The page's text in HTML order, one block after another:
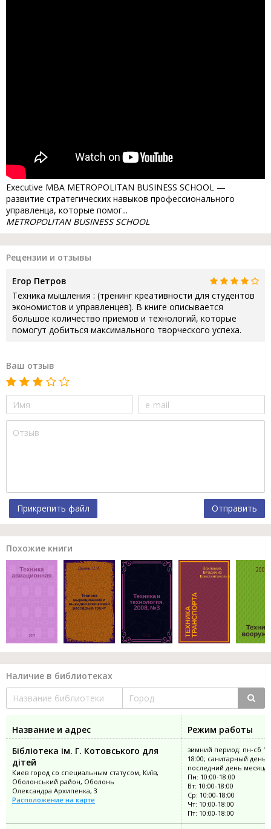
Executive МВА METROPOLITAN BUSINESS SCHOOL —
развитие стратегических навыков профессионального
управленца, которые помог...
METROPOLITAN BUSINESS SCHOOL
Рецензии и отзывы
Егор Петров
Техника мышления : (тренинг креативности для студентов
экономистов и управленцев). В книге описывается
большое количество приемов и технологий, которые
помогут добиться максимального творческого успеха.
Ваш отзыв
Прикрепить файл Отправить
Похожие книги
Наличие в библиотеках
Название и адрес
Режим работы
Бібліотека ім. Г. Котовського для
дітей
Киев город со специальным статусом, Київ,
Оболонський район, Оболонь
Олександра Архипенка, 3
Расположение на карте
зимний период: пн-сб
18:00; санитарный день:
последний день месяца
Пн: 10:00-18:00
Вт: 10:00-18:00
Ср: 10:00-18:00
Чт: 10:00-18:00
Пт: 10:00-18:00